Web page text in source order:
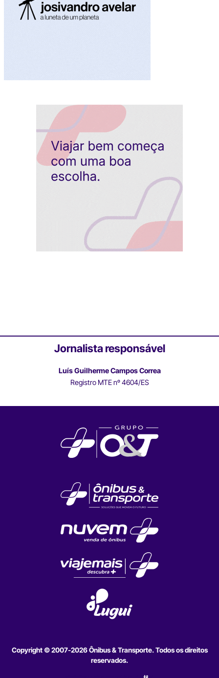
Jornalista responsável
Luís Guilherme Campos Correa
Registro MTE nº 4604/ES
Copyright © 2007-2026 Ônibus & Transporte. Todos os direitos
reservados.